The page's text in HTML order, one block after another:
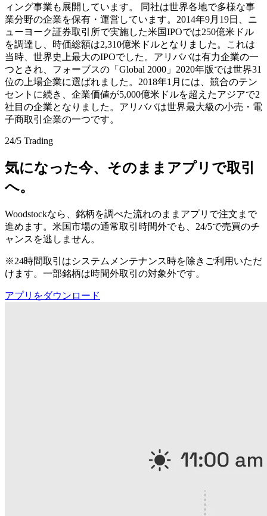
ィング事業も展開しています。 同社は世界各地で多様な事
業分野の企業を保有・運営しています。2014年9月19日、ニ
ューヨーク証券取引所で実施した米国IPOでは250億米ドル
を調達し、時価総額は2,310億米ドルとなりました。これは
当時、世界史上最大のIPOでした。アリババは有力企業の一
つとされ、フォーブスの「Global 2000」2020年版では世界31
位の上場企業に選ばれました。2018年1月には、競合のテン
セントに続き、企業価値が5,000億米ドルを超えたアジアで2
社目の企業となりました。アリババは世界最大級の小売・電
子商取引企業の一つです。
24/5 Trading
気になった今、そのままアプリで取引
へ。
Woodstockなら、銘柄を調べた流れのままアプリで注文まで
進めます。米国市場の通常取引時間外でも、24/5で売買のチ
ャンスを逃しません。
※24時間取引はシステムメンテナンス時を除きご利用いただ
けます。一部銘柄は時間外取引の対象外です。
アプリをダウンロード